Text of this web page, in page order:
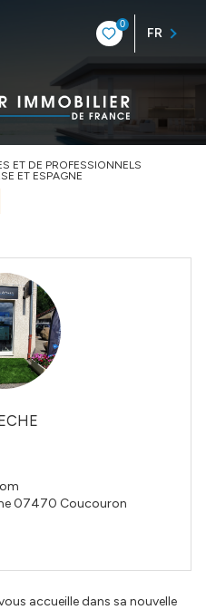
0
FR
ET DE PROFESSIONNELS
ET ESPAGNE
07470 Coucouron
accueille dans sa nouvelle